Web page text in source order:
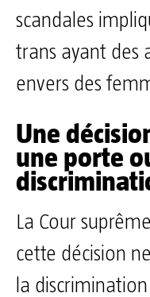
scandales
trans ayant des
envers des
Une
une porte
La Cour
cette décision
la